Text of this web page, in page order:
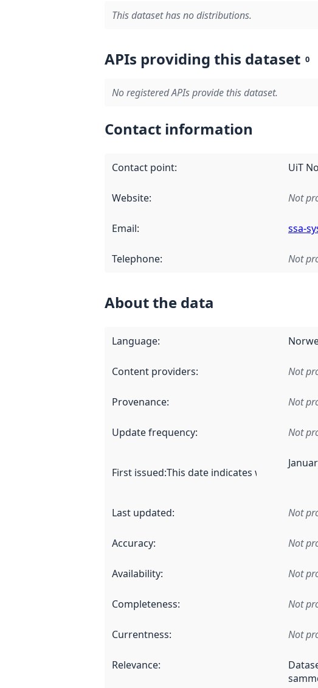
This dataset has no distributions.
APIs providing this dataset 0
No registered APIs provide this dataset.
Contact information
Contact point: UiT
Website: Not
Email: ssa-
Telephone: Not
About the data
Language:
Content providers: Not
Provenance: Not
Update frequency: Not
First issued:This date indicates when the
Last updated: Not
Accuracy: Not
Availability: Not
Completeness: Not
Currentness: Not
Relevance: